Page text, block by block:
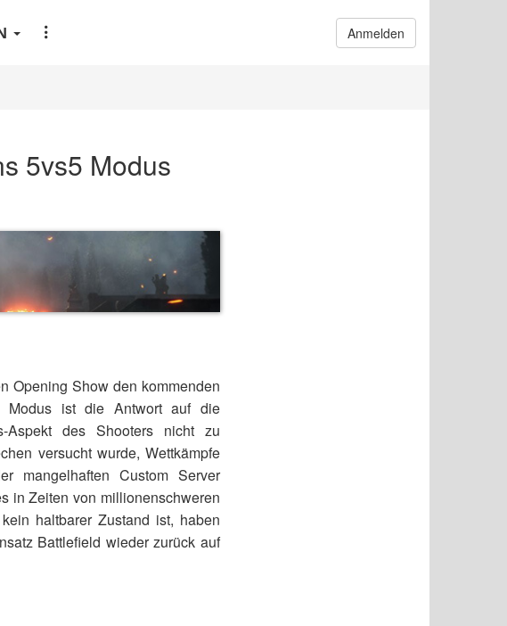
Anmelden
5vs5 Modus
Opening Show den kommenden
Modus ist die Antwort auf die
Aspekt des Shooters nicht zu
versucht wurde, Wettkämpfe
mangelhaften Custom Server
in Zeiten von millionenschweren
haltbarer Zustand ist, haben
Battlefield wieder zurück auf